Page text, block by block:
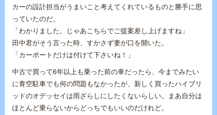
カーの設計担当がうまいこと考えてくれているものと勝手に思
っていたのだ。
「わかりました。じゃあこちらでご提案差し上げますね」
田中君がそう言った時、すかさず妻が口を開いた。
「カーポートだけは付けて下さいね！」
中古で買って6年以上も乗った前の車だったら、今までみたい
に青空駐車でも何の問題もなかったが、新しく買ったハイブリ
ッドのオデッセイは雨ざらしにしたくないらしい。まあ自分は
ほとんど乗らないからどっちでもいいのだけれど。